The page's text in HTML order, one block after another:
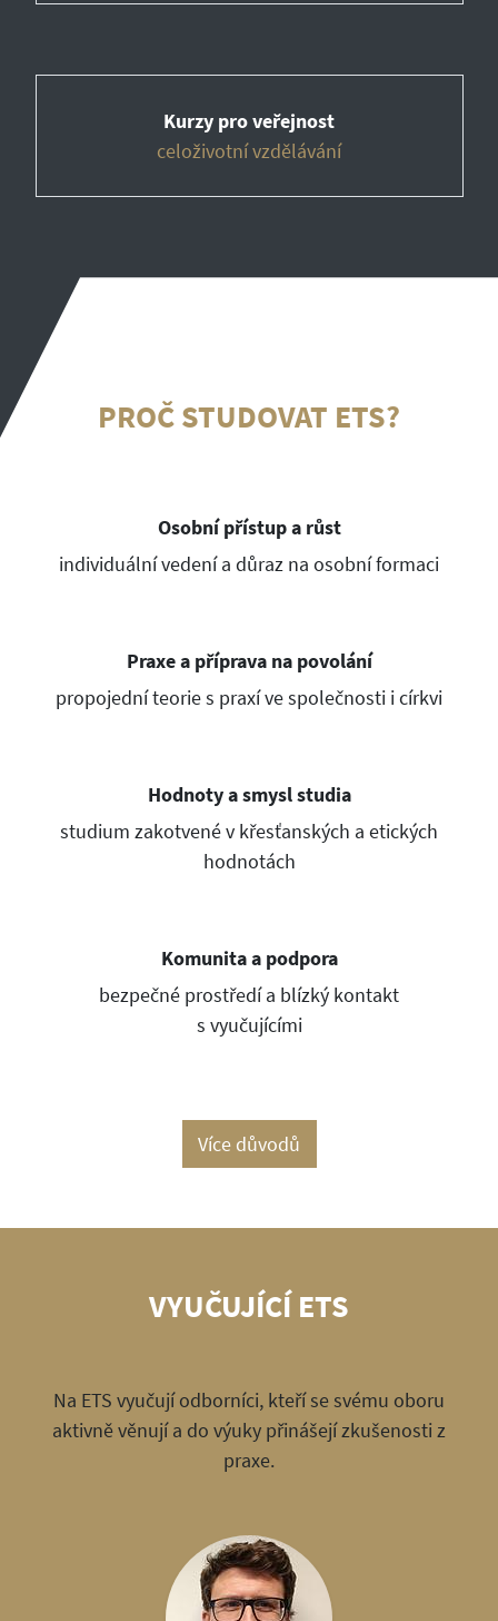
Kurzy pro veřejnost
celoživotní vzdělávání
PROČ STUDOVAT ETS?
Osobní přístup a růst
individuální vedení a důraz na osobní formaci
Praxe a příprava na povolání
propojední teorie s praxí ve společnosti i církvi
Hodnoty a smysl studia
studium zakotvené v křesťanských a etických
hodnotách
Komunita a podpora
bezpečné prostředí a blízký kontakt
s vyučujícími
Více důvodů
VYUČUJÍCÍ ETS
Na ETS vyučují odborníci, kteří se svému oboru
aktivně věnují a do výuky přinášejí zkušenosti z
praxe.